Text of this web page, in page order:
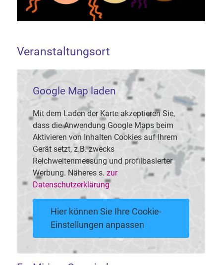
Veranstaltungsort
Google Map laden
Mit dem Laden der Karte akzeptieren Sie,
dass die Anwendung Google Maps beim
Aktivieren von Inhalten Cookies auf Ihrem
Gerät setzt, z.B. zwecks
Reichweitenmessung und profilbasierter
Werbung. Näheres s. zur
Datenschutzerklärung
Hier können Sie Ihre Cookie-
Einstellungen anpassen